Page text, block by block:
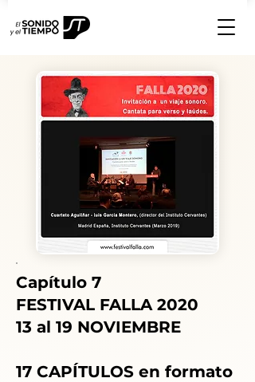
Capítulo 7
FESTIVAL FALLA 2020
13 al 19 NOVIEMBRE
17 CAPÍTULOS en formato